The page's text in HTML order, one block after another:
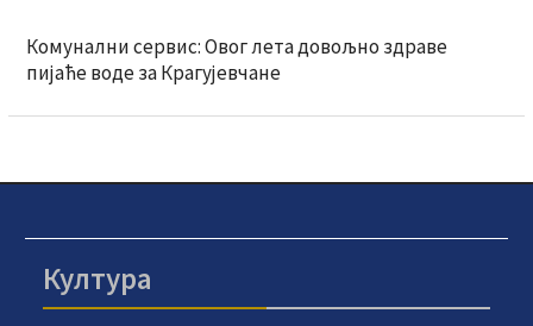
Комунални сервис: Овог лета довољно здраве
пијаће воде за Крагујевчане
Култура